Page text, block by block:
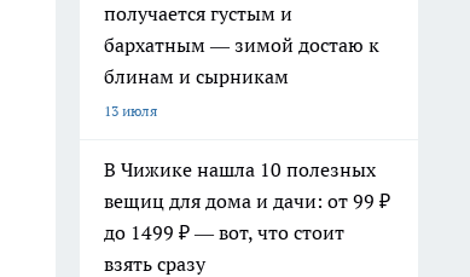
получается густым и
бархатным — зимой достаю к
блинам и сырникам
13 июля
В Чижике нашла 10 полезных
вещиц для дома и дачи: от 99 ₽
до 1499 ₽ — вот, что стоит
взять сразу